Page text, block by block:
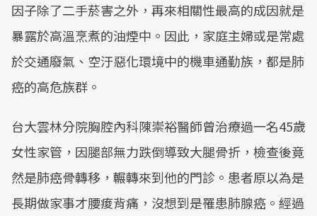
因子除了二手菸害之外，再來相關性最高的成因就是
暴露於高溫烹煮的油煙中。因此，家庭主婦或是常處
於交通廢氣、空汙惡化環境中的機車通勤族，都是肺
癌的高危族群。
台大雲林分院胸腔內科陳崇裕醫師曾治療過一名45歲
女性家管，因腿部無力跌倒導致大腿骨折，檢查後竟
然是肺癌骨轉移，輾轉來到他的門診。患者原以為是
長期做家事才腰痠背痛，沒想到是罹患肺腺癌。經過